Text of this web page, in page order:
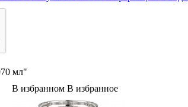
мл"
В избранном В избранное